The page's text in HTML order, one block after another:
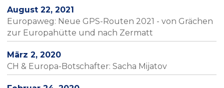
August 22, 2021
Europaweg: Neue GPS-Routen 2021 - von Grächen
zur Europahütte und nach Zermatt
März 2, 2020
CH & Europa-Botschafter: Sacha Mijatov